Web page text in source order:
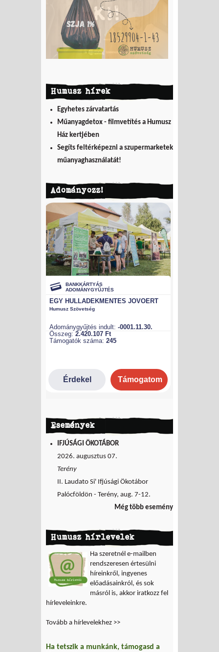
Humusz hírek
Egyhetes zárvatartás
Műanyagdetox - filmvetítés a Humusz
Ház kertjében
Segíts feltérképezni a szupermarketek
műanyaghasználatát!
Adományozz!
Események
IFJÚSÁGI ÖKOTÁBOR
2026. augusztus 07.
Terény
II. Laudato Si' Ifjúsági Ökotábor
Palócföldön - Terény, aug. 7-12.
Még több esemény
Humusz hírlevelek
Ha szeretnél e-mailben
rendszeresen értesülni
híreinkről, ingyenes
előadásainkról, és sok
másról is, akkor iratkozz fel
hírleveleinkre.
Tovább a hírlevelekhez >>
Ha tetszik a munkánk, támogasd a